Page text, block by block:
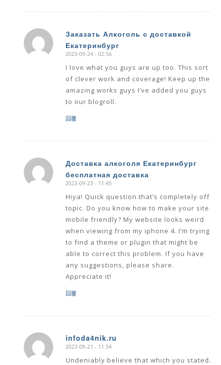
Заказать Алкоголь с доставкой
Екатеринбург
says:
2023-09-24 - 02:56
I love what you guys are up too. This sort
of clever work and coverage! Keep up the
amazing works guys I’ve added you guys
to our blogroll.
回覆
Доставка алкоголя Екатеринбург
бесплатная доставка
says:
2023-09-23 - 11:45
Hiya! Quick question that’s completely off
topic. Do you know how to make your site
mobile friendly? My website looks weird
when viewing from my iphone 4. I’m trying
to find a theme or plugin that might be
able to correct this problem. If you have
any suggestions, please share.
Appreciate it!
回覆
infoda4nik.ru
says:
2023-09-21 - 11:34
Undeniably believe that which you stated.